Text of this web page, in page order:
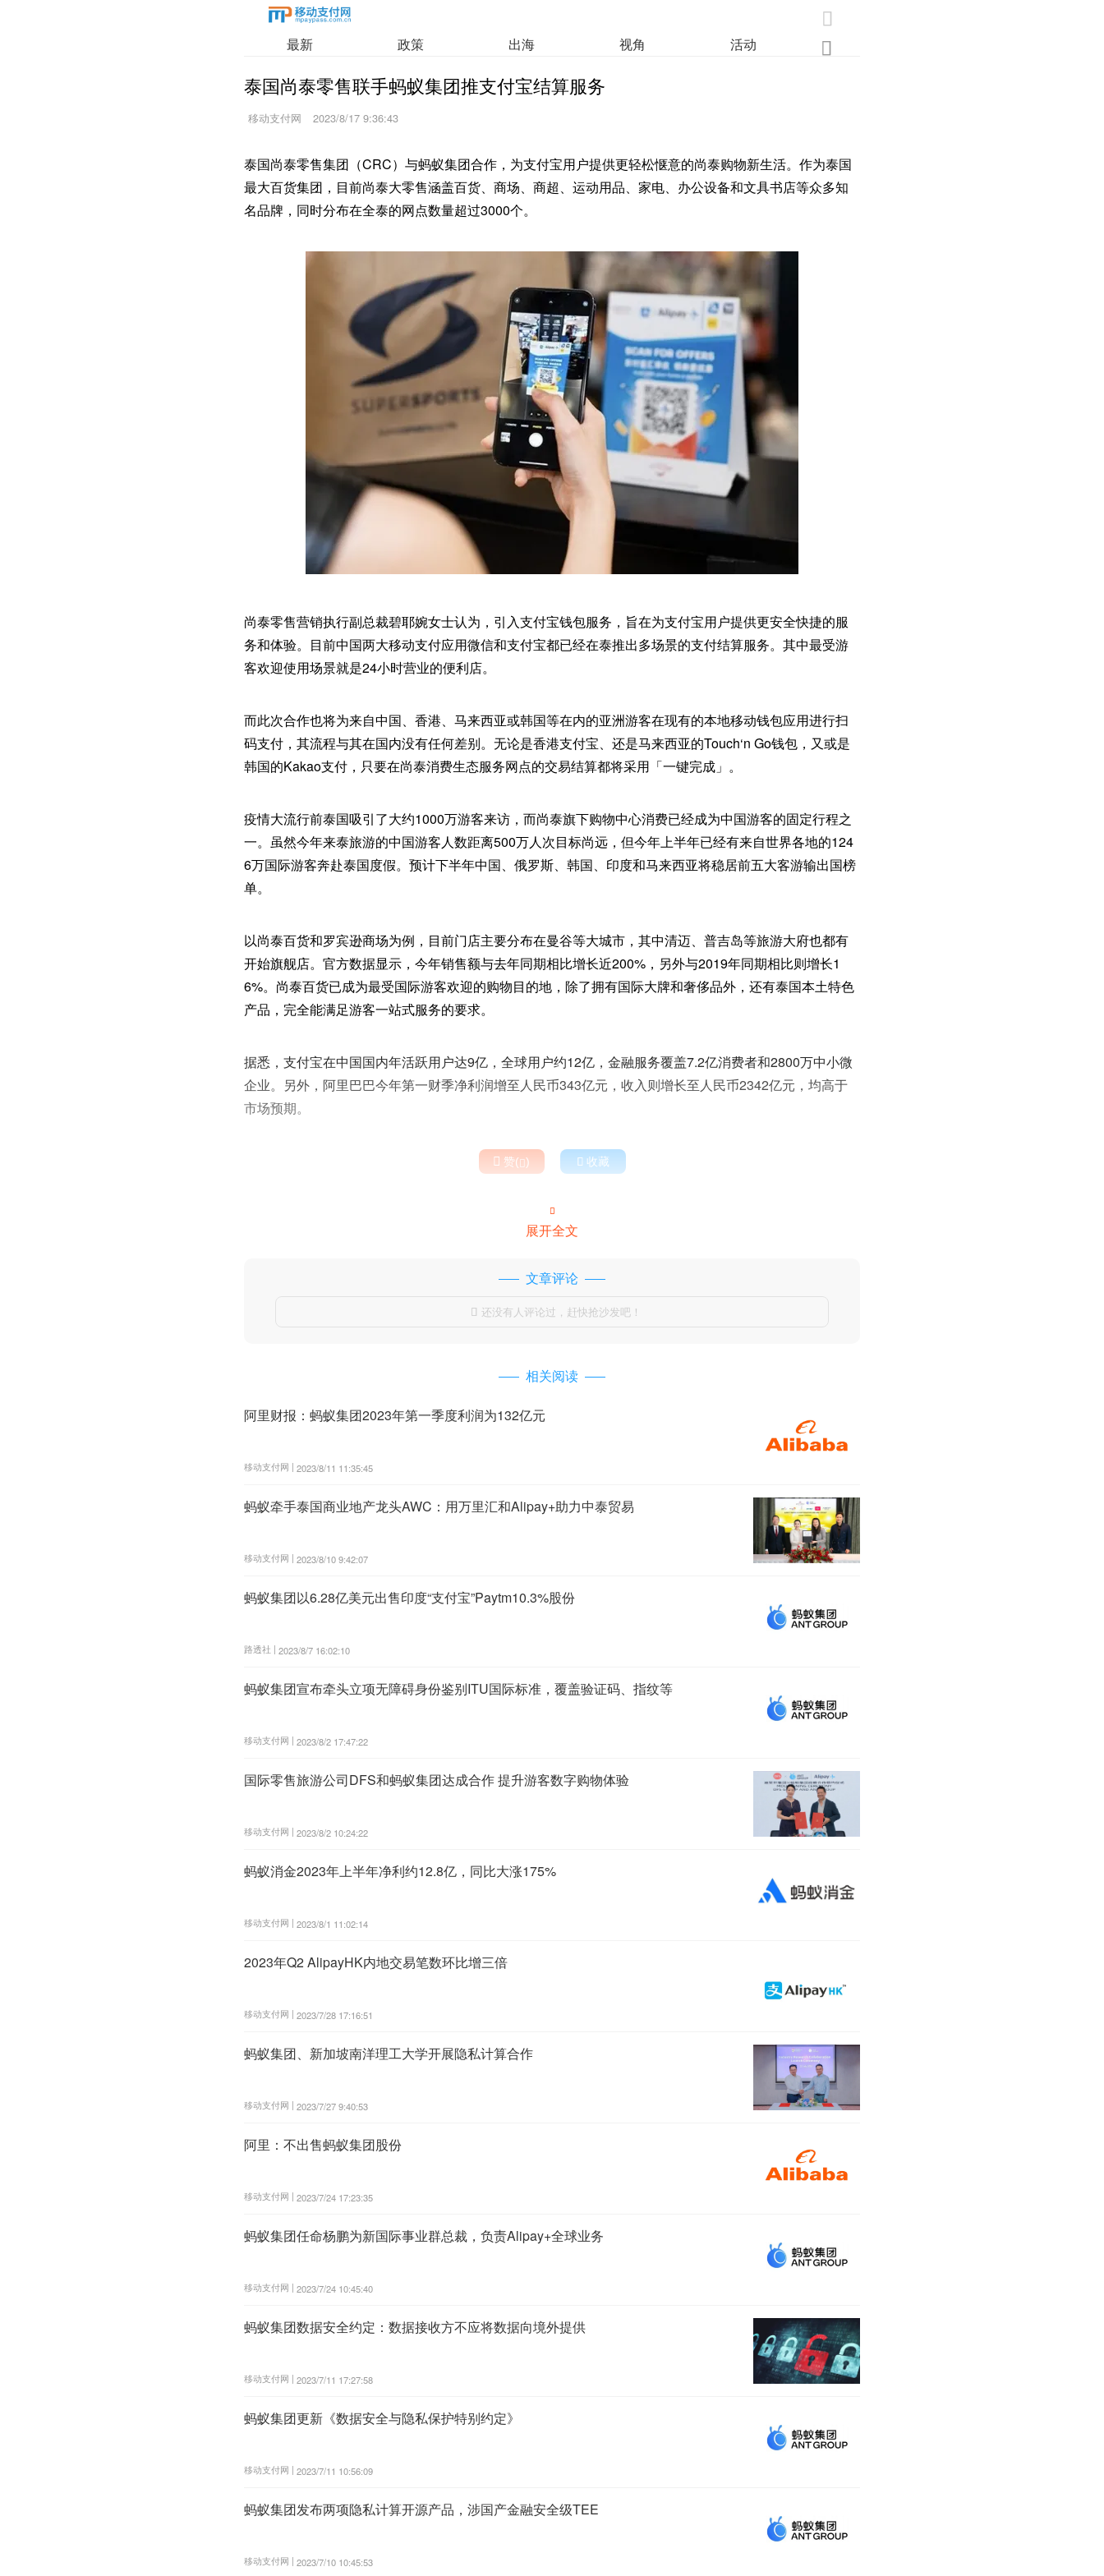

最新 政策 出海 视角 活动 
泰国尚泰零售联手蚂蚁集团推支付宝结算服务
移动支付网 2023/8/17 9:36:43
泰国尚泰零售集团（CRC）与蚂蚁集团合作，为支付宝用户提供更轻松惬意的尚泰购物新生活。作为泰国
最大百货集团，目前尚泰大零售涵盖百货、商场、商超、运动用品、家电、办公设备和文具书店等众多知
名品牌，同时分布在全泰的网点数量超过3000个。
尚泰零售营销执行副总裁碧耶婉女士认为，引入支付宝钱包服务，旨在为支付宝用户提供更安全快捷的服
务和体验。目前中国两大移动支付应用微信和支付宝都已经在泰推出多场景的支付结算服务。其中最受游
客欢迎使用场景就是24小时营业的便利店。
而此次合作也将为来自中国、香港、马来西亚或韩国等在内的亚洲游客在现有的本地移动钱包应用进行扫
码支付，其流程与其在国内没有任何差别。无论是香港支付宝、还是马来西亚的Touch‘n Go钱包，又或是
韩国的Kakao支付，只要在尚泰消费生态服务网点的交易结算都将采用「一键完成」。
疫情大流行前泰国吸引了大约1000万游客来访，而尚泰旗下购物中心消费已经成为中国游客的固定行程之
一。虽然今年来泰旅游的中国游客人数距离500万人次目标尚远，但今年上半年已经有来自世界各地的124
6万国际游客奔赴泰国度假。预计下半年中国、俄罗斯、韩国、印度和马来西亚将稳居前五大客游输出国榜
单。
以尚泰百货和罗宾逊商场为例，目前门店主要分布在曼谷等大城市，其中清迈、普吉岛等旅游大府也都有
开始旗舰店。官方数据显示，今年销售额与去年同期相比增长近200%，另外与2019年同期相比则增长1
6%。尚泰百货已成为最受国际游客欢迎的购物目的地，除了拥有国际大牌和奢侈品外，还有泰国本土特色
产品，完全能满足游客一站式服务的要求。
据悉，支付宝在中国国内年活跃用户达9亿，全球用户约12亿，金融服务覆盖7.2亿消费者和2800万中小微
企业。另外，阿里巴巴今年第一财季净利润增至人民币343亿元，收入则增长至人民币2342亿元，均高于
市场预期。
 赞()  收藏

展开全文
文章评论
 还没有人评论过，赶快抢沙发吧！
相关阅读
阿里财报：蚂蚁集团2023年第一季度利润为132亿元
移动支付网 | 2023/8/11 11:35:45
蚂蚁牵手泰国商业地产龙头AWC：用万里汇和Alipay+助力中泰贸易
移动支付网 | 2023/8/10 9:42:07
蚂蚁集团以6.28亿美元出售印度“支付宝”Paytm10.3%股份
路透社 | 2023/8/7 16:02:10
蚂蚁集团宣布牵头立项无障碍身份鉴别ITU国际标准，覆盖验证码、指纹等
移动支付网 | 2023/8/2 17:47:22
国际零售旅游公司DFS和蚂蚁集团达成合作 提升游客数字购物体验
移动支付网 | 2023/8/2 10:24:22
蚂蚁消金2023年上半年净利约12.8亿，同比大涨175%
移动支付网 | 2023/8/1 11:02:14
2023年Q2 AlipayHK内地交易笔数环比增三倍
移动支付网 | 2023/7/28 17:16:51
蚂蚁集团、新加坡南洋理工大学开展隐私计算合作
移动支付网 | 2023/7/27 9:40:53
阿里：不出售蚂蚁集团股份
移动支付网 | 2023/7/24 17:23:35
蚂蚁集团任命杨鹏为新国际事业群总裁，负责Alipay+全球业务
移动支付网 | 2023/7/24 10:45:40
蚂蚁集团数据安全约定：数据接收方不应将数据向境外提供
移动支付网 | 2023/7/11 17:27:58
蚂蚁集团更新《数据安全与隐私保护特别约定》
移动支付网 | 2023/7/11 10:56:09
蚂蚁集团发布两项隐私计算开源产品，涉国产金融安全级TEE
移动支付网 | 2023/7/10 10:45:53